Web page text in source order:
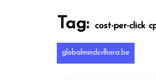
Tag: cost-per-click
globalmindsvlhora.be